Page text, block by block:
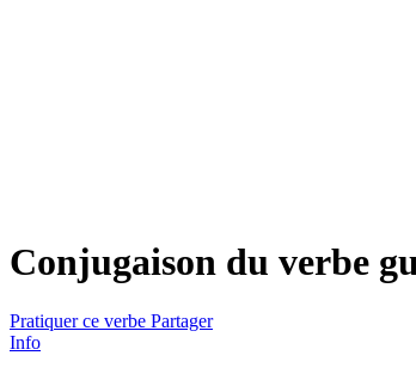
Conjugaison du verbe
Pratiquer ce verbe Partager
Info